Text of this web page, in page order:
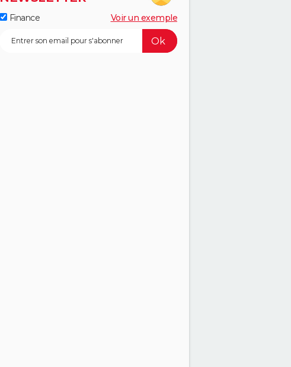
Finance Voir un exemple